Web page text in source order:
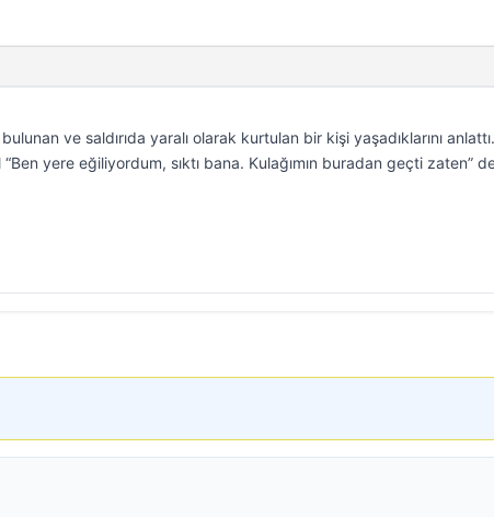
ve saldırıda yaralı olarak kurtulan bir kişi yaşadıklarını anlattı.
yere eğiliyordum, sıktı bana. Kulağımın buradan geçti zaten”